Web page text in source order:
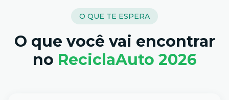
O QUE TE ESPERA
O que você vai encontrar
no ReciclaAuto 2026